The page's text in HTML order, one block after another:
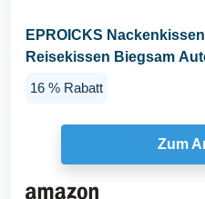
EPROICKS
Reisekissen Biegsam
16 % Rabatt
Zum